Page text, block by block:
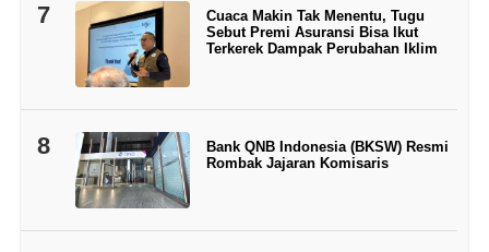
7
Cuaca Makin Tak Menentu, Tugu
Sebut Premi Asuransi Bisa Ikut
Terkerek Dampak Perubahan Iklim
8
Bank QNB Indonesia (BKSW) Resmi
Rombak Jajaran Komisaris